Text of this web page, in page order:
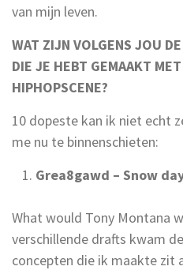
van mijn leven.
WAT ZIJN VOLGENS JOU
DIE JE HEBT GEMAAKT
HIPHOPSCENE?
10 dopeste kan ik niet echt
me nu te binnenschieten:
Grea8gawd – Snow
What would Tony Montana
verschillende drafts kwam
concepten die ik maakte zit